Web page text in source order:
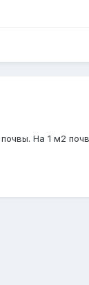
На 1 м2